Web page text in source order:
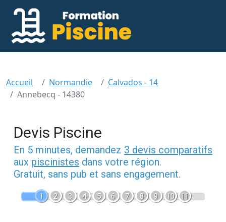
Accueil Normandie
Calvados - 14
Annebecq - 14380
Devis Piscine
En 5 minutes, demandez 3 devis comparatifs
aux piscinistes dans votre région.
Gratuit, sans pub et sans engagement.
1 2 3 4 5 6 7 8 9 10 11